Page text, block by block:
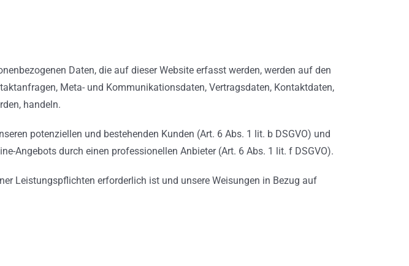
Daten, die auf dieser Website erfasst werden, werden auf den
Meta- und Kommunikationsdaten, Vertragsdaten, Kontaktdaten,
handeln.
potenziellen und bestehenden Kunden (Art. 6 Abs. 1 lit. b DSGVO) und
Angebots durch einen professionellen Anbieter (Art. 6 Abs. 1 lit. f DSGVO).
Leistungspflichten erforderlich ist und unsere Weisungen in Bezug auf